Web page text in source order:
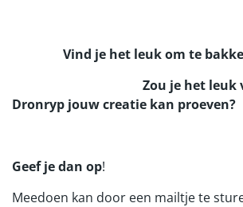
Vind je het leuk om te
Zou je het leuk
Dronryp jouw creatie kan proeven?
Geef je dan op!
Meedoen kan door een mailtje te